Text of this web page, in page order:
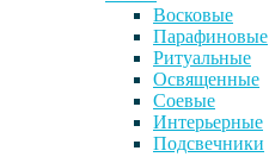
Восковые
Парафиновые
Ритуальные
Освященные
Соевые
Интерьерные
Подсвечники